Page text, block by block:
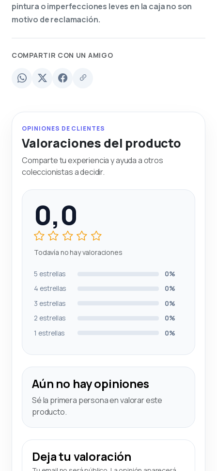
pintura o imperfecciones leves en la caja no son
motivo de reclamación.
COMPARTIR CON UN AMIGO
OPINIONES DE CLIENTES
Valoraciones del producto
Comparte tu experiencia y ayuda a otros
coleccionistas a decidir.
0,0
Todavía no hay valoraciones
5 estrellas
0%
4 estrellas
0%
3 estrellas
0%
2 estrellas
0%
1 estrellas
0%
Aún no hay opiniones
Sé la primera persona en valorar este
producto.
Deja tu valoración